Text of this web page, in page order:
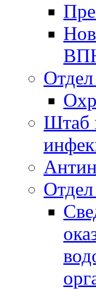
Отдел
Штаб